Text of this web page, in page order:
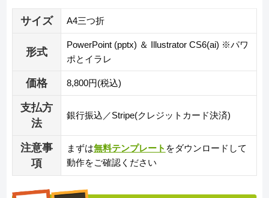
サイズ A4三つ折
形式
PowerPoint (pptx) ＆ Illustrator CS6(ai) ※パワ
ポとイラレ
価格 8,800円(税込)
支払方
法
銀行振込／Stripe(クレジットカード決済)
注意事
項
まずは無料テンプレート をダウンロードして
動作をご確認ください